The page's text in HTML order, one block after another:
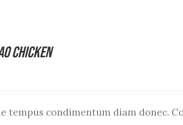
Chicken
tempus condimentum diam donec.